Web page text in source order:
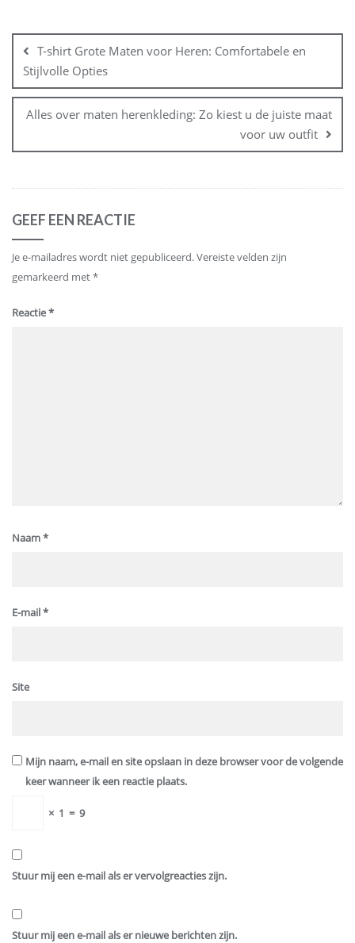
navigatie
T-shirt Grote Maten voor Heren: Comfortabele en
Stijlvolle Opties
Alles over maten herenkleding: Zo kiest u de juiste maat
voor uw outfit
GEEF EEN REACTIE
Je e-mailadres wordt niet gepubliceerd.Vereiste velden zijn
gemarkeerd met*
Reactie*
Naam*
E-mail*
Site
Mijn naam, e-mail en site opslaan in deze browser voor de volgende
keer wanneer ik een reactie plaats.
× 1 = 9
Stuur mij een e-mail als er vervolgreacties zijn.
Stuur mij een e-mail als er nieuwe berichten zijn.